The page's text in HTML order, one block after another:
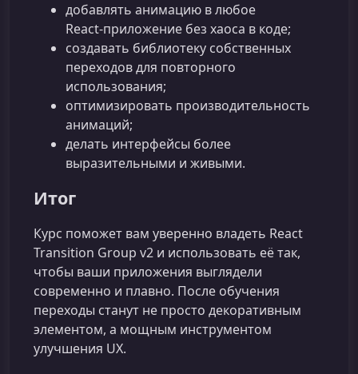
добавлять анимацию в любое
React‑приложение без хаоса в коде;
создавать библиотеку собственных
переходов для повторного
использования;
оптимизировать производительность
анимаций;
делать интерфейсы более
выразительными и живыми.
Итог
Курс поможет вам уверенно владеть React
Transition Group v2 и использовать её так,
чтобы ваши приложения выглядели
современно и плавно. После обучения
переходы станут не просто декоративным
элементом, а мощным инструментом
улучшения UX.